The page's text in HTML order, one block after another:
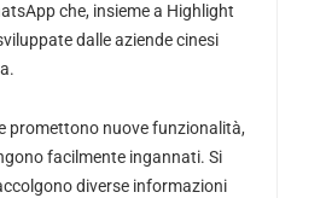
che, insieme a Highlight
dalle aziende cinesi
promettono nuove funzionalità,
facilmente ingannati. Si
diverse informazioni